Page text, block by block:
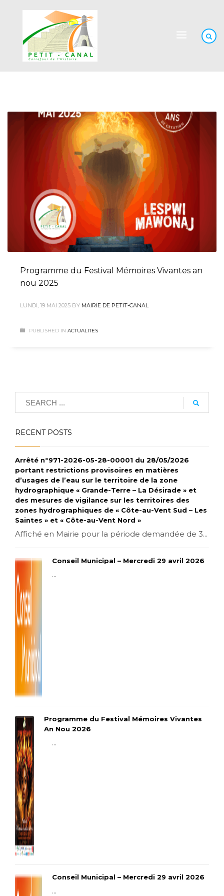
Programme du Festival Mémoires Vivantes an
nou 2025
LUNDI, 19 MAI 2025 BY MAIRIE DE PETIT-CANAL
PUBLISHED IN ACTUALITES
RECENT POSTS
Arrêté n°971-2026-05-28-00001 du 28/05/2026
portant restrictions provisoires en matières
d’usages de l’eau sur le territoire de la zone
hydrographique « Grande-Terre – La Désirade » et
des mesures de vigilance sur les territoires des
zones hydrographiques de « Côte-au-Vent Sud – Les
Saintes » et « Côte-au-Vent Nord »
Affiché en Mairie pour la période demandée de 3...
Conseil Municipal – Mercredi 29 avril 2026
...
Programme du Festival Mémoires Vivantes
An Nou 2026
...
Conseil Municipal – Mercredi 29 avril 2026
...